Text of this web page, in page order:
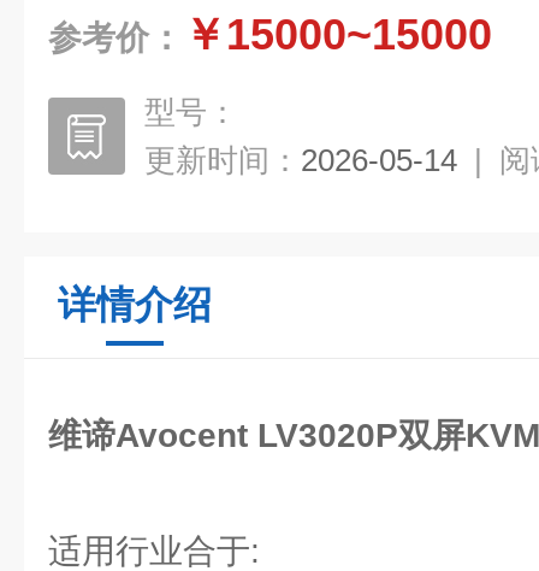
参考价： ￥15000~15000
型号：
更新时间： 2026-05-14 | 阅
详情介绍
维谛Avocent LV3020P双屏
适用行业合于: